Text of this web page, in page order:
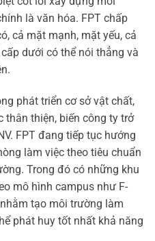
là văn hóa. FPT chấp
cả mặt mạnh, mặt yếu, cả
dưới có thể nói thẳng và
phát triển cơ sở vật chất,
thiện, biến công ty trở
FPT đang tiếp tục hướng
làm việc theo tiêu chuẩn
Trong đó có những khu
mô hình campus như F-
tạo môi trường làm
phát huy tốt nhất khả năng